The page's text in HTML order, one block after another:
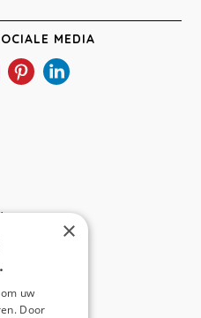
MEDIA
94
×
uw
Door